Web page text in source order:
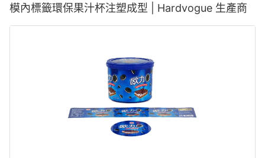
模內標籤環保果汁杯注塑成型 | Hardvogue 生產商